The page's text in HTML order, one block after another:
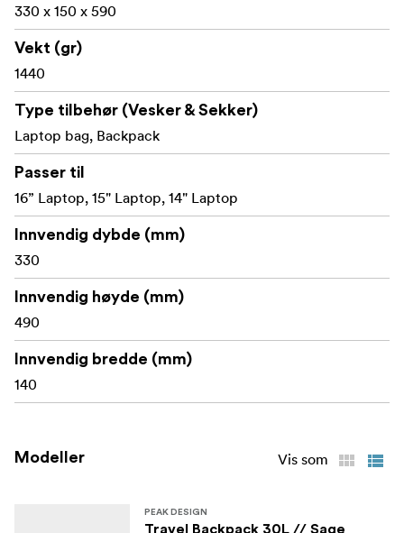
Innvendige nettinglommer med glidelås. Polstrede,
dedikerte lommer for bærbar PC og nettbrett
330 x 150 x 590
Vekt (gr)
1440
Type tilbehør (Vesker & Sekker)
Laptop bag, Backpack
Passer til
16” Laptop, 15" Laptop, 14" Laptop
Innvendig dybde (mm)
330
Innvendig høyde (mm)
490
Innvendig bredde (mm)
140
Modeller Vis som
PEAK DESIGN
Travel Backpack 30L // Sage